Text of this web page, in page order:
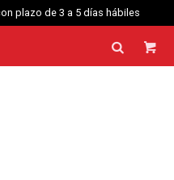
plazo de 3 a 5 días hábiles